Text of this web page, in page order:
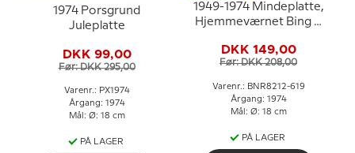
1974 Porsgrund
Juleplatte
DKK 99,00
Før: DKK 295,00
Varenr.: PX1974
Årgang: 1974
Mål: Ø: 18 cm
PÅ LAGER
1949-1974 Mindeplatte,
Hjemmeværnet Bing &
DKK 149,00
Før: DKK 208,00
Varenr.: BNR8212-619
Årgang: 1974
Mål: Ø: 18 cm
PÅ LAGER